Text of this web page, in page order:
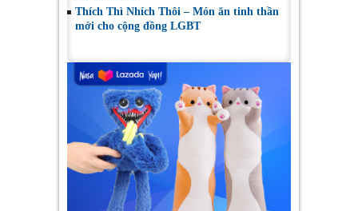
Thích Thì Nhích Thôi – Món ăn tinh thần
mới cho cộng đồng LGBT